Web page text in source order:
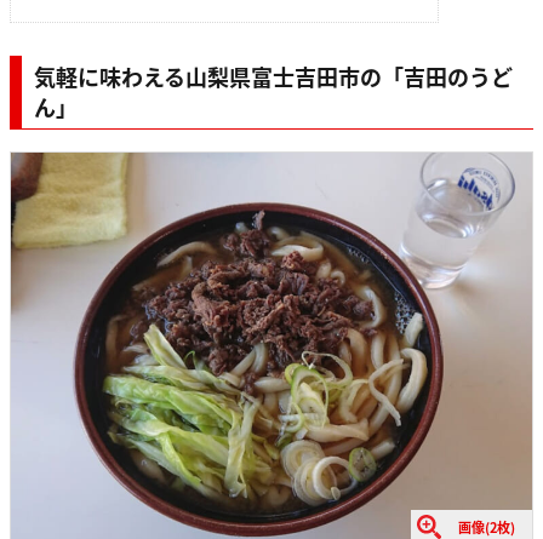
気軽に味わえる山梨県富士吉田市の「吉田のうど
ん」
画像(2枚)